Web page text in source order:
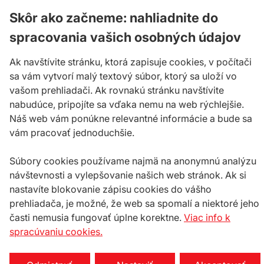
Skôr ako začneme: nahliadnite do
spracovania vašich osobných údajov
Ak navštívite stránku, ktorá zapisuje cookies, v počítači
sa vám vytvorí malý textový súbor, ktorý sa uloží vo
vašom prehliadači. Ak rovnakú stránku navštívite
nabudúce, pripojíte sa vďaka nemu na web rýchlejšie.
Náš web vám ponúkne relevantné informácie a bude sa
vám pracovať jednoduchšie.
Súbory cookies používame najmä na anonymnú analýzu
návštevnosti a vylepšovanie našich web stránok. Ak si
nastavíte blokovanie zápisu cookies do vášho
prehliadača, je možné, že web sa spomalí a niektoré jeho
časti nemusia fungovať úplne korektne. Viac info k
spracúvaniu cookies.